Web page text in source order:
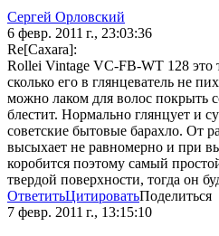
Сергей Орловский
6 февр. 2011 г., 23:03:36
Re[Caxara]:
Rollei Vintage VC-FB-WT 128 это
сколько его в глянцеватель не
можно лаком для волос покрыть
блестит. Нормально глянцует
советские бытовые барахло. От
высыхает не равномерно и при
коробится поэтому самый
твердой поверхности, тогда он
ОтветитьЦитироватьПоделиться
7 февр. 2011 г., 13:15:10